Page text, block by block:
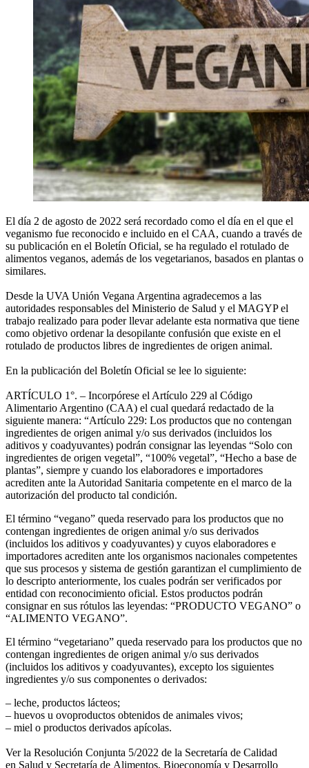
El día 2 de agosto de 2022 será recordado como el día en el que el
veganismo fue reconocido e incluido en el CAA, cuando a través de
su publicación en el Boletín Oficial, se ha regulado el rotulado de
alimentos veganos, además de los vegetarianos, basados en plantas o
similares.
Desde la UVA Unión Vegana Argentina agradecemos a las
autoridades responsables del Ministerio de Salud y el MAGYP el
trabajo realizado para poder llevar adelante esta normativa que tiene
como objetivo ordenar la desopilante confusión que existe en el
rotulado de productos libres de ingredientes de origen animal.
En la publicación del Boletín Oficial se lee lo siguiente:
ARTÍCULO 1°. – Incorpórese el Artículo 229 al Código
Alimentario Argentino (CAA) el cual quedará redactado de la
siguiente manera: “Artículo 229: Los productos que no contengan
ingredientes de origen animal y/o sus derivados (incluidos los
aditivos y coadyuvantes) podrán consignar las leyendas “Solo con
ingredientes de origen vegetal”, “100% vegetal”, “Hecho a base de
plantas”, siempre y cuando los elaboradores e importadores
acrediten ante la Autoridad Sanitaria competente en el marco de la
autorización del producto tal condición.
El término “vegano” queda reservado para los productos que no
contengan ingredientes de origen animal y/o sus derivados
(incluidos los aditivos y coadyuvantes) y cuyos elaboradores e
importadores acrediten ante los organismos nacionales competentes
que sus procesos y sistema de gestión garantizan el cumplimiento de
lo descripto anteriormente, los cuales podrán ser verificados por
entidad con reconocimiento oficial. Estos productos podrán
consignar en sus rótulos las leyendas: “PRODUCTO VEGANO” o
“ALIMENTO VEGANO”.
El término “vegetariano” queda reservado para los productos que no
contengan ingredientes de origen animal y/o sus derivados
(incluidos los aditivos y coadyuvantes), excepto los siguientes
ingredientes y/o sus componentes o derivados:
– leche, productos lácteos;
– huevos u ovoproductos obtenidos de animales vivos;
– miel o productos derivados apícolas.
Ver la Resolución Conjunta 5/2022 de la Secretaría de Calidad
en Salud y Secretaría de Alimentos, Bioeconomía y Desarrollo